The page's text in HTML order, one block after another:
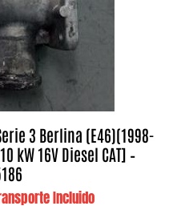
3 Berlina (E46)(1998-
kW 16V Diesel CAT] –
Incluido